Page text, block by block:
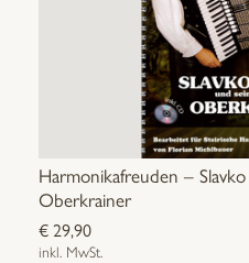
Harmonikafreuden –
Oberkrainer
€ 29,90
inkl. MwSt.